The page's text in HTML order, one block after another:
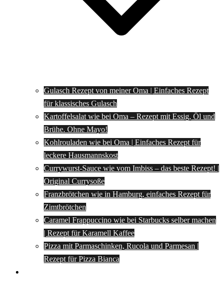
Gulasch Rezept von meiner Oma | Einfaches Rezept
für klassisches Gulasch
Kartoffelsalat wie bei Oma – Rezept mit Essig, Öl und
Brühe. Ohne Mayo!
Kohlrouladen wie bei Oma | Einfaches Rezept für
leckere Hausmannskost
Currywurst-Sauce wie vom Imbiss – das beste Rezept! |
Original Currysoße
Franzbrötchen wie in Hamburg, einfaches Rezept für
Zimtbrötchen
Caramel Frappuccino wie bei Starbucks selber machen
| Rezept für Karamell Kaffee
Pizza mit Parmaschinken, Rucola und Parmesan |
Rezept für Pizza Bianca